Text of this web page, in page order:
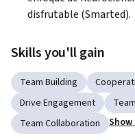
disfrutable (Smarted).
Skills you'll gain
Team Building
Drive Engagement
Team Collaboration